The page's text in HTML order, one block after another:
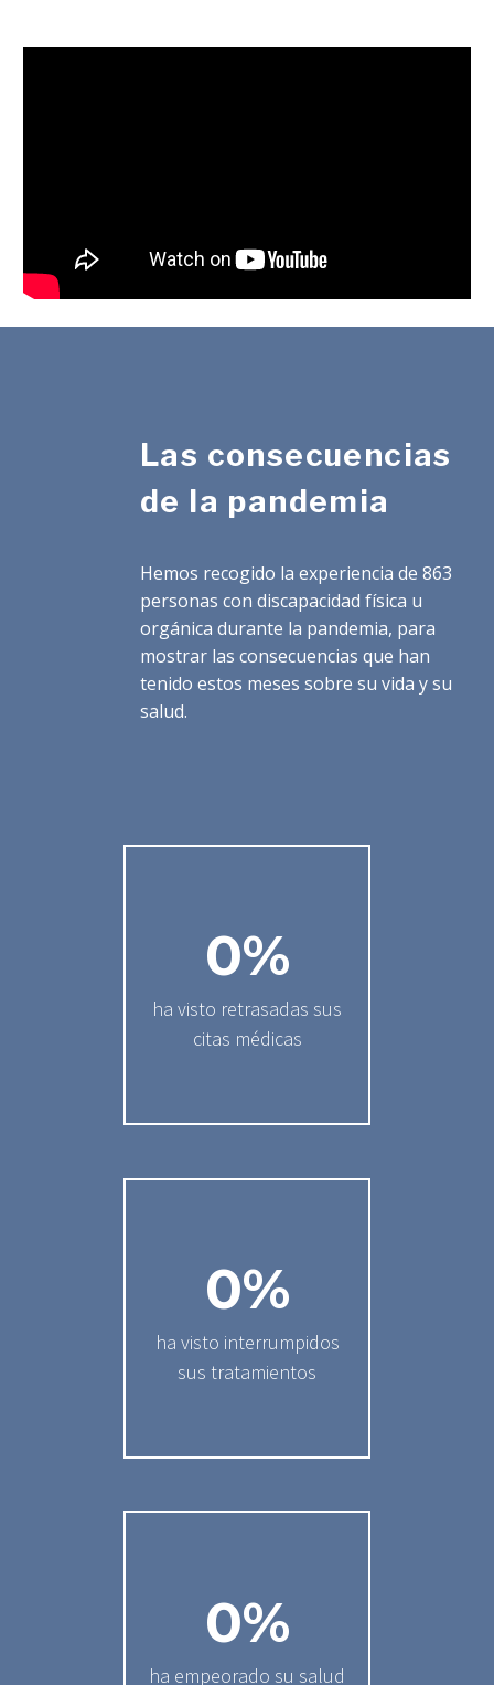
Las consecuencias
de la pandemia
Hemos recogido la experiencia de 863
personas con discapacidad física u
orgánica durante la pandemia, para
mostrar las consecuencias que han
tenido estos meses sobre su vida y su
salud.
0%
ha visto retrasadas sus
citas médicas
0%
ha visto interrumpidos
sus tratamientos
0%
ha empeorado su salud